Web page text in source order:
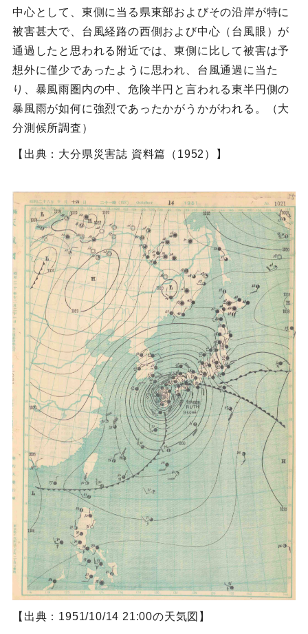
中心として、東側に当る県東部およびその沿岸が特に
被害甚大で、台風経路の西側および中心（台風眼）が
通過したと思われる附近では、東側に比して被害は予
想外に僅少であったように思われ、台風通過に当た
り、暴風雨圏内の中、危険半円と言われる東半円側の
暴風雨が如何に強烈であったかがうかがわれる。（大
分測候所調査）
【出典：大分県災害誌 資料篇（1952）】
【出典：1951/10/14 21:00の天気図】